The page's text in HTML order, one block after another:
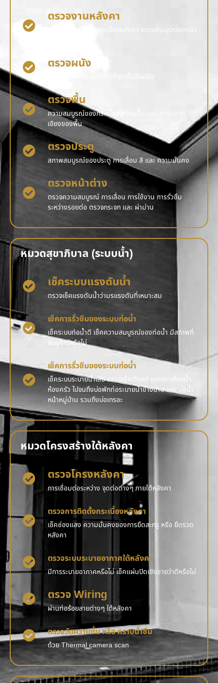
ตรวจงานหลังคา
ความสมบูรณ์ของกระเบื้องหลังคา ความสมบูรณ์ของผ้า
ตรวจผนัง
ตรวจพื้น
ความสมบูรณ์ของกระเบื้อง ความชื้น และ ความลาด
เอียงของพื้น
ตรวจประตู
สภาพสมบูรณ์ของประตู การเลื่อน สี และ ความมั่นคง
ตรวจหน้าต่าง
ตรวจความสมบูรณ์ การเลื่อน การใช้งาน การรั่วซึม
ระหว่างรอยต่อ ตรวจกระจก และ ผ่าม่าน
หมวดสุขาภิบาล (ระบบน้ำ)
เช็คระบบแรงดันน้ำ
ตรวจเช็คแรงดันน้ำว่ามรแรงดันที่เหมาะสม
เช็คการรั่วซึมของระบบท่อน้ำ
เช็คระบบท่อน้ำดี เช็คความสมบูรณ์ของท่อน้ำ มีสภาพที่
สมบูรณ์หรือไม่
เช็คการรั่วซึมของระบบท่อน้ำ
เช็คระบบระบายน้ำเสีย ตรวจเช็คตั้งแต่ ออกจากห้องน้ำ
ห้องครัว ไปจนถึงบ่อพักท่อระบายน้ำข้างบ้าน และ บ่อน้ำ
หน้าหมู่บ้าน รวมถึงบ่อเกรอะ
หมวดโครงสร้างใต้หลังคา
ตรวจโครงหลังคา
การเชื่อมต่อระหว่าง จุดต่อต่างๆ ภายใต้หลังคา
ตรวจการติดตั้งกระเบื้องหลังคา
เช็คช่องแสง ความมั่นคงของการยึดสะกรู หรือ ยึดรวด
หลังคา
ตรวจระบบระบายอากาศใต้หลังคา
มีการระบายอากาศหรือไม่ เช็คแผ่นปิดเชิงชายว่าดีหรือไม่
ตรวจ Wiring
ผ่านท่อร้อยสายต่างๆ ใต้หลังคา
ตรวจวัดความชื้น หรือ คราบน้ำซึม
ด้วย Thermal camera scan